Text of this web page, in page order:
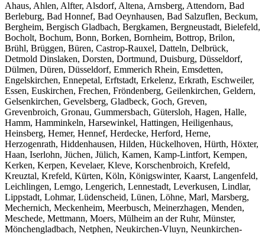
Ahaus, Ahlen, Alfter, Alsdorf, Altena, Arnsberg, Attendorn, Bad
Berleburg, Bad Honnef, Bad Oeynhausen, Bad Salzuflen, Beckum,
Bergheim, Bergisch Gladbach, Bergkamen, Bergneustadt, Bielefeld,
Bocholt, Bochum, Bonn, Borken, Bornheim, Bottrop, Brilon,
Brühl, Brüggen, Büren, Castrop-Rauxel, Datteln, Delbrück,
Detmold Dinslaken, Dorsten, Dortmund, Duisburg, Düsseldorf,
Dülmen, Düren, Düsseldorf, Emmerich Rhein, Emsdetten,
Engelskirchen, Ennepetal, Erftstadt, Erkelenz, Erkrath, Eschweiler,
Essen, Euskirchen, Frechen, Fröndenberg, Geilenkirchen, Geldern,
Gelsenkirchen, Gevelsberg, Gladbeck, Goch, Greven,
Grevenbroich, Gronau, Gummersbach, Gütersloh, Hagen, Halle,
Hamm, Hamminkeln, Harsewinkel, Hattingen, Heiligenhaus,
Heinsberg, Hemer, Hennef, Herdecke, Herford, Herne,
Herzogenrath, Hiddenhausen, Hilden, Hückelhoven, Hürth, Höxter,
Haan, Iserlohn, Jüchen, Jülich, Kamen, Kamp-Lintfort, Kempen,
Kerken, Kerpen, Kevelaer, Kleve, Korschenbroich, Krefeld,
Kreuztal, Krefeld, Kürten, Köln, Königswinter, Kaarst, Langenfeld,
Leichlingen, Lemgo, Lengerich, Lennestadt, Leverkusen, Lindlar,
Lippstadt, Lohmar, Lüdenscheid, Lünen, Löhne, Marl, Marsberg,
Mechernich, Meckenheim, Meerbusch, Meinerzhagen, Menden,
Meschede, Mettmann, Moers, Mülheim an der Ruhr, Münster,
Mönchengladbach, Netphen, Neukirchen-Vluyn, Neunkirchen-